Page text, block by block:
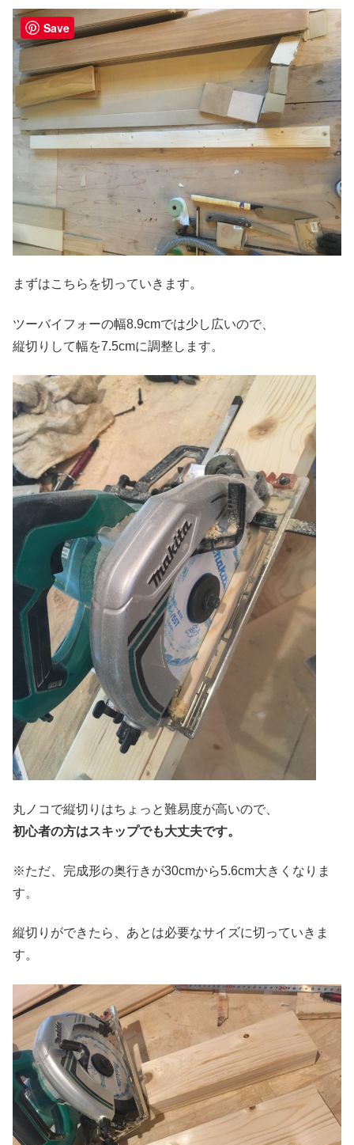
まずはこちらを切っていきます。
ツーバイフォーの幅8.9cmでは少し広いので、
縦切りして幅を7.5cmに調整します。
丸ノコで縦切りはちょっと難易度が高いので、
初心者の方はスキップでも大丈夫です。
※ただ、完成形の奥行きが30cmから5.6cm大きくなりま
す。
縦切りができたら、あとは必要なサイズに切っていきま
す。
Save